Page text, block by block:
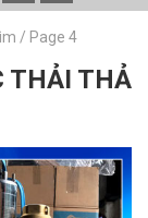
/ Page 4
THẢI THẢ